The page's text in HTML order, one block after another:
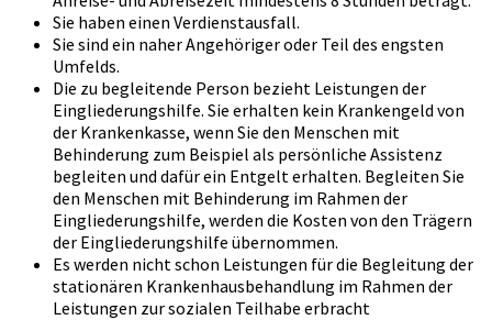
Sie haben einen Verdienstausfall.
Sie sind ein naher Angehöriger oder Teil des engsten
Umfelds.
Die zu begleitende Person bezieht Leistungen der
Eingliederungshilfe. Sie erhalten kein Krankengeld von
der Krankenkasse, wenn Sie den Menschen mit
Behinderung zum Beispiel als persönliche Assistenz
begleiten und dafür ein Entgelt erhalten. Begleiten Sie
den Menschen mit Behinderung im Rahmen der
Eingliederungshilfe, werden die Kosten von den Trägern
der Eingliederungshilfe übernommen.
Es werden nicht schon Leistungen für die Begleitung der
stationären Krankenhausbehandlung im Rahmen der
Leistungen zur sozialen Teilhabe erbracht